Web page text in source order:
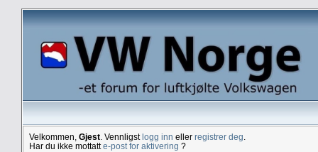
Velkommen, Gjest . Vennligstlogg inn eller registrer deg
Har du ikke mottatte-post for aktivering ?